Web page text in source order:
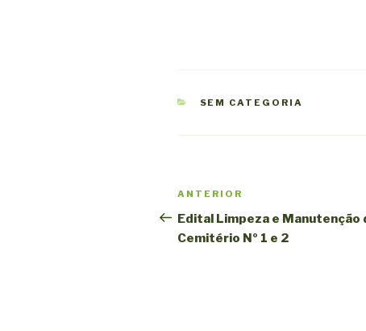
CATEGORIAS
SEM CATEGORIA
Navegação
de
artigos
Conteúdo
anterior
ANTERIOR
Edital Limpeza e Manutenção
Cemitério Nº 1 e 2